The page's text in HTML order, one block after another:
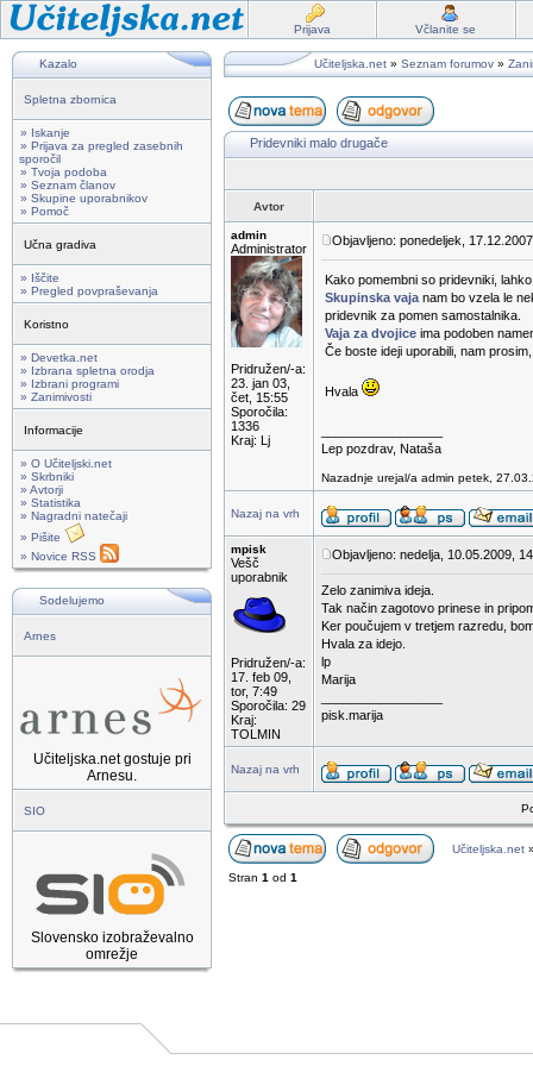
Prijava Včlanite se
Kazalo
Spletna zbornica
» Iskanje
» Prijava za pregled zasebnih
sporočil
» Tvoja podoba
» Seznam članov
» Skupine uporabnikov
» Pomoč
Učna gradiva
» Iščite
» Pregled povpraševanja
Koristno
» Devetka.net
» Izbrana spletna orodja
» Izbrani programi
» Zanimivosti
Informacije
» O Učiteljski.net
» Skrbniki
» Avtorji
» Statistika
» Nagradni natečaji
» Pišite
» Novice RSS
Sodelujemo
Arnes
Učiteljska.net gostuje pri
Arnesu.
SIO
Slovensko izobraževalno
omrežje
Učiteljska.net » Seznam forumov »
Pridevniki malo drugače
Avtor
admin
Administrator
Pridružen/-a:
23. jan 03,
čet, 15:55
Sporočila:
1336
Kraj: Lj
Objavljeno: ponedeljek,
Kako pomembni so pridevniki,
Skupinska vaja nam bo vzela le
pridevnik za pomen samostalnika.
Vaja za dvojice ima podoben
Če boste ideji uporabili, nam
Hvala
Lep pozdrav, Nataša
Nazadnje urejal/a admin petek,
Nazaj na vrh
mpisk
Vešč
uporabnik
Pridružen/-a:
17. feb 09,
tor, 7:49
Sporočila: 29
Kraj:
TOLMIN
Objavljeno: nedelja, 10.05.2009,
Zelo zanimiva ideja.
Tak način zagotovo prinese in
Ker poučujem v tretjem razredu,
Hvala za idejo.
lp
Marija
pisk.marija
Nazaj na vrh
Učiteljska.net
Stran 1 od 1